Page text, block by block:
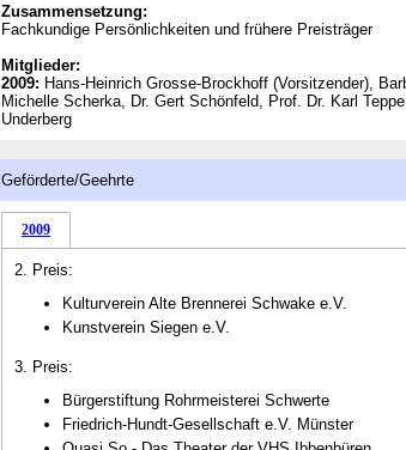
Zusammensetzung:
Fachkundige Persönlichkeiten und frühere Preisträger
Mitglieder:
2009: Hans-Heinrich Grosse-Brockhoff (Vorsitzender),
Michelle Scherka, Dr. Gert Schönfeld, Prof. Dr. Karl
Underberg
Geförderte/Geehrte
2009
2. Preis:
Kulturverein Alte Brennerei Schwake e.V.
Kunstverein Siegen e.V.
3. Preis:
Bürgerstiftung Rohrmeisterei Schwerte
Friedrich-Hundt-Gesellschaft e.V. Münster